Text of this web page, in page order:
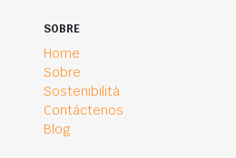
SOBRE
Home
Sobre
Sostenibilità
Contáctenos
Blog